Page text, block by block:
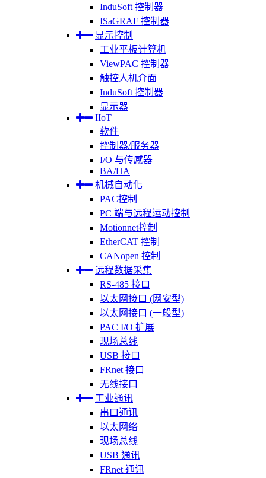
InduSoft 控制器
ISaGRAF 控制器
显示控制
工业平板计算机
ViewPAC 控制器
触控人机介面
InduSoft 控制器
显示器
IIoT
软件
控制器/服务器
I/O 与传感器
BA/HA
机械自动化
PAC控制
PC 端与远程运动控制
Motionnet控制
EtherCAT 控制
CANopen 控制
远程数据采集
RS-485 接口
以太网接口 (网安型)
以太网接口 (一般型)
PAC I/O 扩展
现场总线
USB 接口
FRnet 接口
无线接口
工业通讯
串口通讯
以太网络
现场总线
USB 通讯
FRnet 通讯